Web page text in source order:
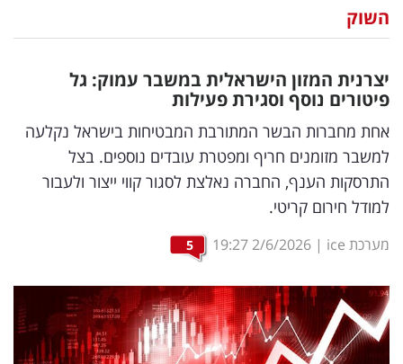
וצרכנות
דיגיטל
וטק
שיווק
ופרסום
משפט
מדדים
ומחקרים
דעות
השוק
יצרנית המזון הישראלית במשבר עמוק: גל
פיטורים נוסף וסגירת פעילות
אחת מחברות הבשר המתורבת המבטיחות בישראל נקלעה
למשבר מזומנים חריף ומפטרת עובדים נוספים. בצל
התרסקות הענף, החברה נאלצת לסגור קווי ייצור ולעבור
למודל חירום קריטי.
מערכת ice |
2/6/2026
19:27
5